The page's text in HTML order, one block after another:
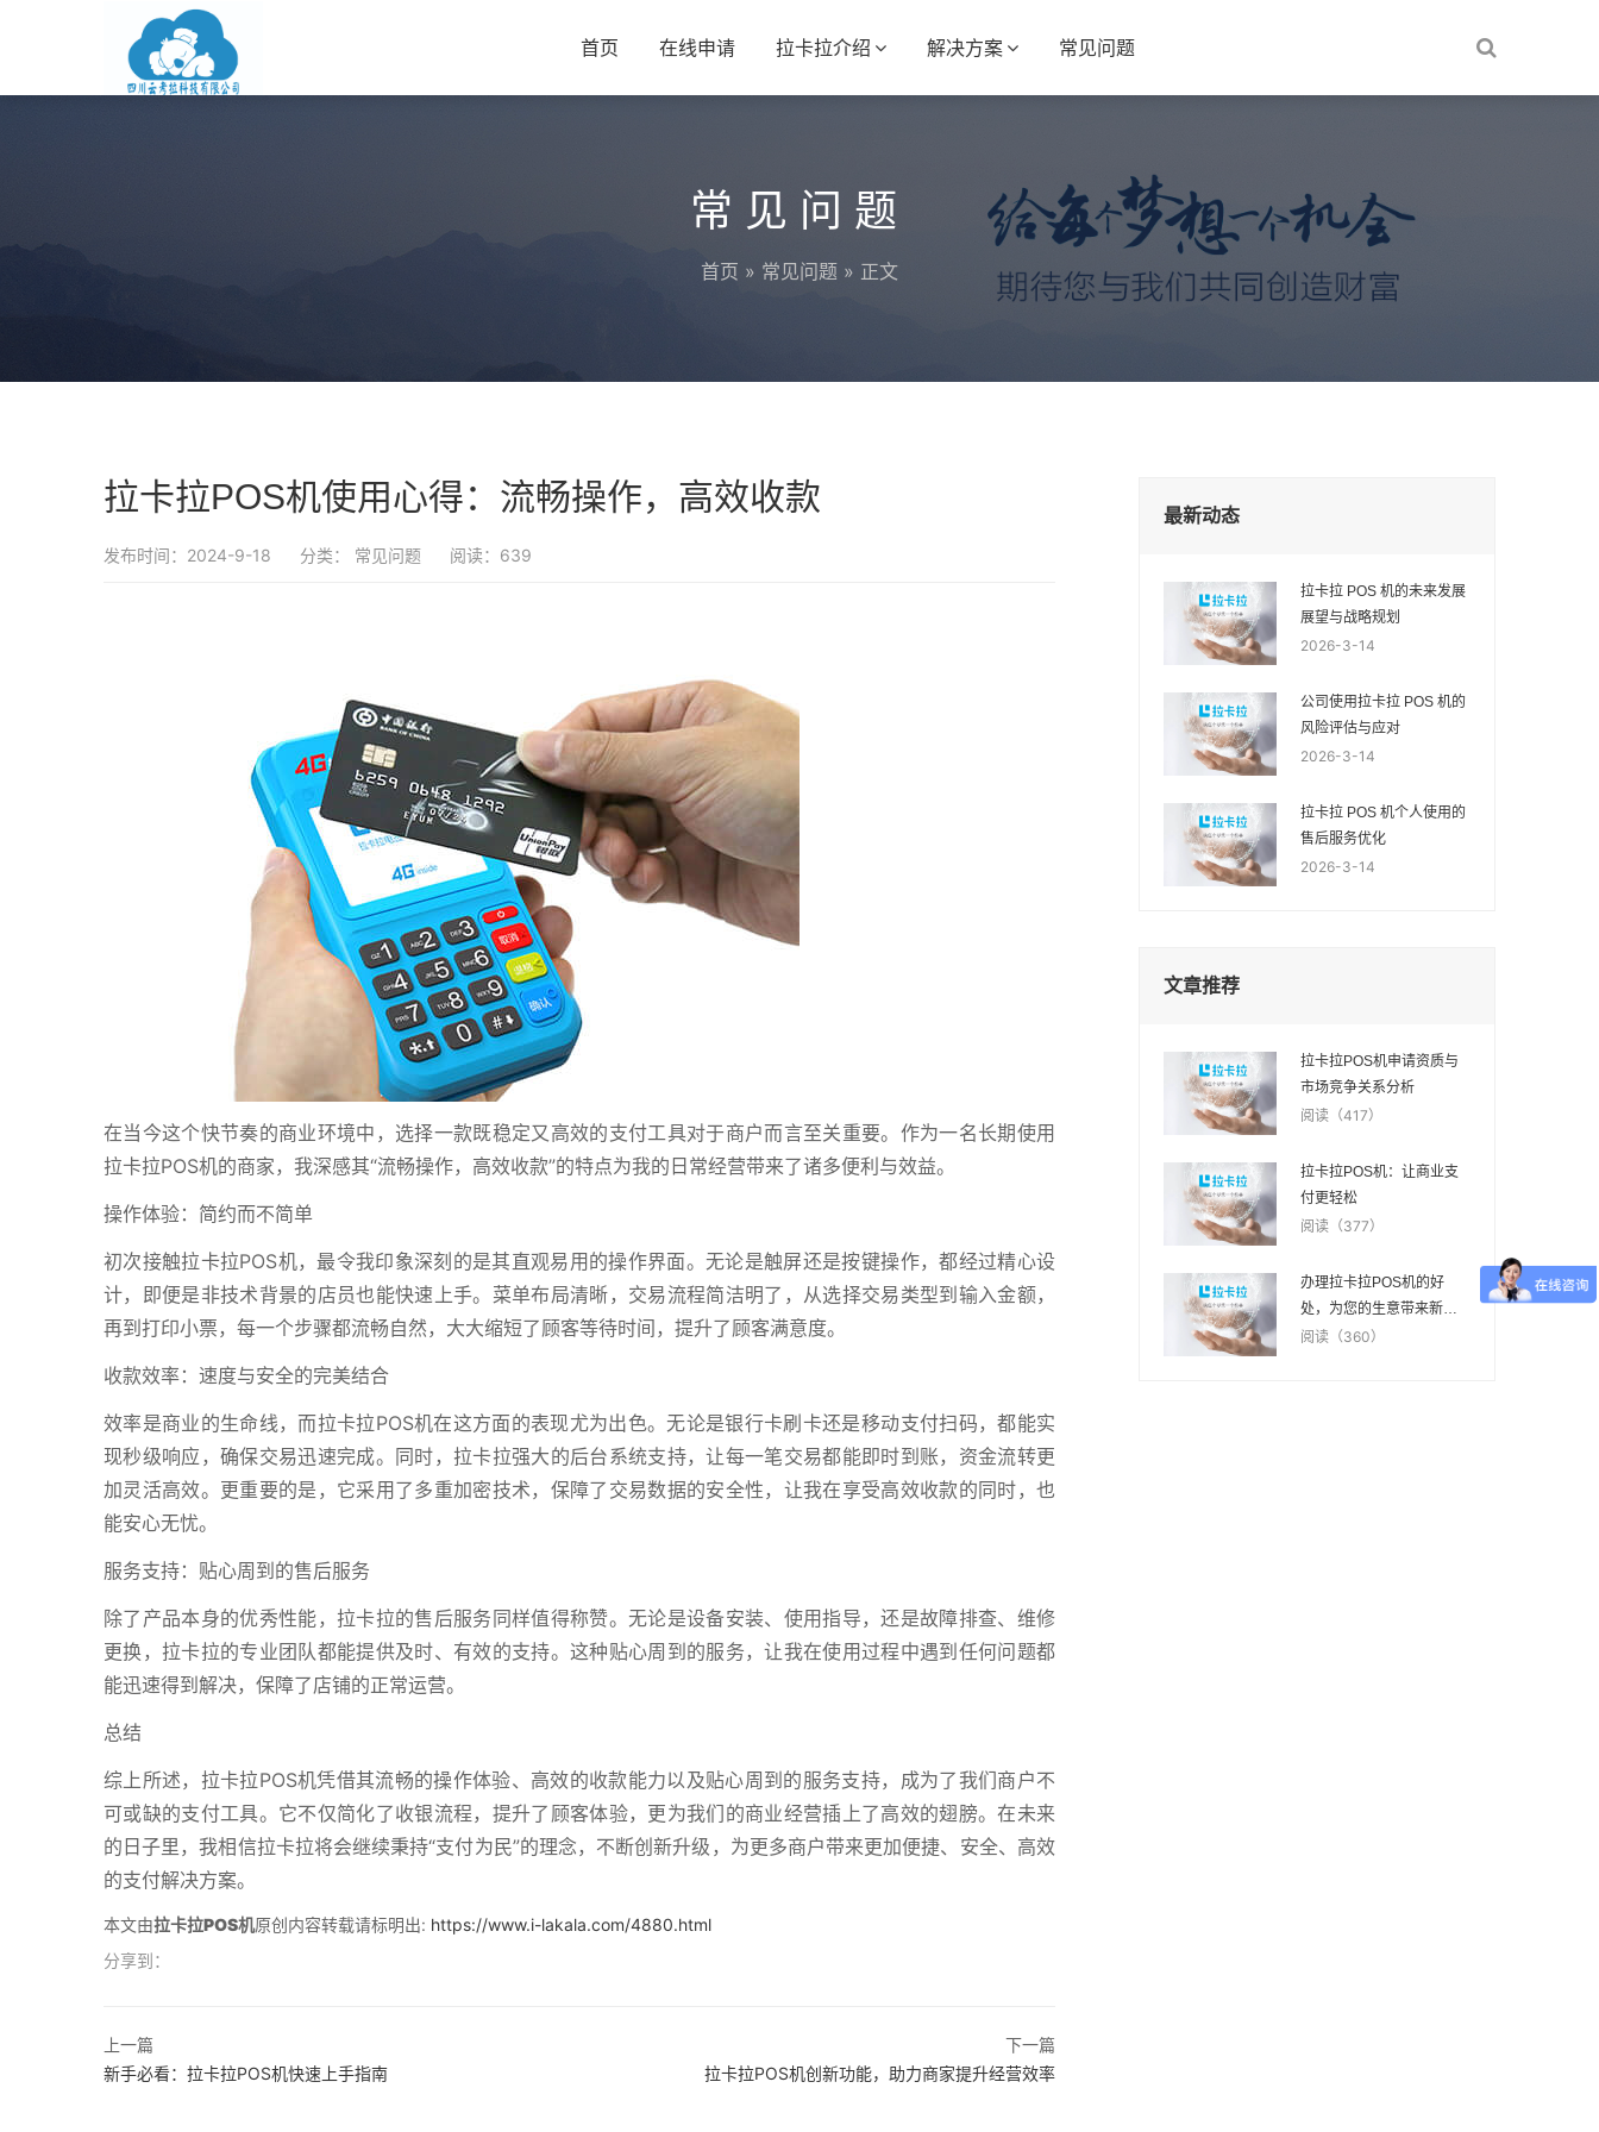
首页 在线申请 拉卡拉介绍 解决方案 常见问题
常见问题
首页 » 常见问题 » 正文
拉卡拉POS机使用心得：流畅操作，高效收款
发布时间：2024-9-18 分类： 常见问题 阅读：639
在当今这个快节奏的商业环境中，选择一款既稳定又高效的支付工具对于商户而言至关重要。作为一名长期使用
拉卡拉POS机的商家，我深感其“流畅操作，高效收款”的特点为我的日常经营带来了诸多便利与效益。
操作体验：简约而不简单
初次接触拉卡拉POS机，最令我印象深刻的是其直观易用的操作界面。无论是触屏还是按键操作，都经过精心设
计，即便是非技术背景的店员也能快速上手。菜单布局清晰，交易流程简洁明了，从选择交易类型到输入金额，
再到打印小票，每一个步骤都流畅自然，大大缩短了顾客等待时间，提升了顾客满意度。
收款效率：速度与安全的完美结合
效率是商业的生命线，而拉卡拉POS机在这方面的表现尤为出色。无论是银行卡刷卡还是移动支付扫码，都能实
现秒级响应，确保交易迅速完成。同时，拉卡拉强大的后台系统支持，让每一笔交易都能即时到账，资金流转更
加灵活高效。更重要的是，它采用了多重加密技术，保障了交易数据的安全性，让我在享受高效收款的同时，也
能安心无忧。
服务支持：贴心周到的售后服务
除了产品本身的优秀性能，拉卡拉的售后服务同样值得称赞。无论是设备安装、使用指导，还是故障排查、维修
更换，拉卡拉的专业团队都能提供及时、有效的支持。这种贴心周到的服务，让我在使用过程中遇到任何问题都
能迅速得到解决，保障了店铺的正常运营。
总结
综上所述，拉卡拉POS机凭借其流畅的操作体验、高效的收款能力以及贴心周到的服务支持，成为了我们商户不
可或缺的支付工具。它不仅简化了收银流程，提升了顾客体验，更为我们的商业经营插上了高效的翅膀。在未来
的日子里，我相信拉卡拉将会继续秉持“支付为民”的理念，不断创新升级，为更多商户带来更加便捷、安全、高效
的支付解决方案。
本文由拉卡拉POS机原创内容转载请标明出: https://www.i-lakala.com/4880.html
分享到：
上一篇
新手必看：拉卡拉POS机快速上手指南
下一篇
拉卡拉POS机创新功能，助力商家提升经营效率
最新动态
拉卡拉 POS 机的未来发展
展望与战略规划
2026-3-14
公司使用拉卡拉 POS 机的
风险评估与应对
2026-3-14
拉卡拉 POS 机个人使用的
售后服务优化
2026-3-14
文章推荐
拉卡拉POS机申请资质与
市场竞争关系分析
阅读（417）
拉卡拉POS机：让商业支
付更轻松
阅读（377）
办理拉卡拉POS机的好
处，为您的生意带来新机
遇
阅读（360）